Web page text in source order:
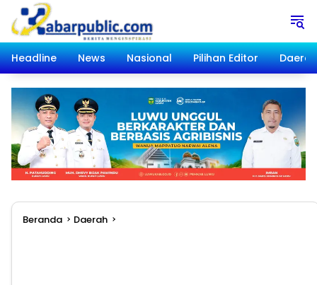
Langsung
konten
Headline
News Nasional Pilihan Editor Daerah
Beranda Daerah